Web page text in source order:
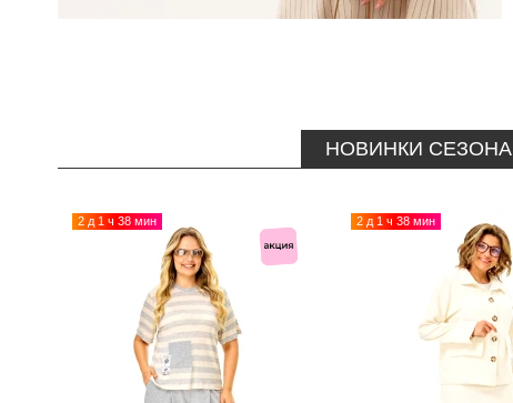
НОВИНКИ СЕЗОНА
2 д 1 ч 38 мин 2 д 1 ч 38 мин